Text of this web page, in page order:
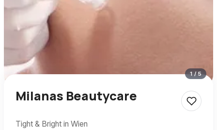
1/5
Milanas Beautycare
Tight & Bright in Wien